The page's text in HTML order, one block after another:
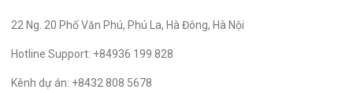
22 Ng. 20 Phố Văn Phú, Phú La, Hà Đông, Hà Nội
Hotline Support: +84936 199 828
Kênh dự án: +8432 808 5678